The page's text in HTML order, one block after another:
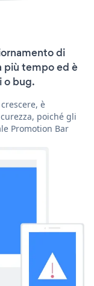
di
più tempo ed è
o bug.
è
poiché gli
Promotion Bar